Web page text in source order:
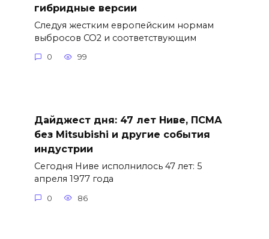
гибридные версии
Следуя жестким европейским нормам
выбросов CO2 и соответствующим
0 99
Дайджест дня: 47 лет Ниве, ПСМА
без Mitsubishi и другие события
индустрии
Сегодня Ниве исполнилось 47 лет: 5
апреля 1977 года
0 86